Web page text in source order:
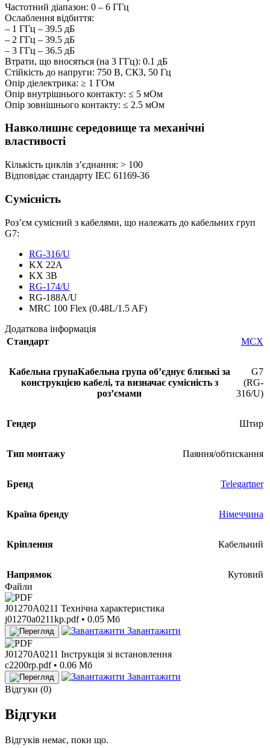
Частотний діапазон: 0 – 6 ГГц
Ослаблення відбиття:
– 1 ГГц – 39.5 дБ
– 2 ГГц – 39.5 дБ
– 3 ГГц – 36.5 дБ
Втрати, що вносяться (на 3 ГГц): 0.1 дБ
Стійкість до напруги: 750 В, СКЗ, 50 Гц
Опір діелектрика: ≥ 1 ГОм
Опір внутрішнього контакту: ≤ 5 мОм
Опір зовнішнього контакту: ≤ 2.5 мОм
Навколишнє середовище та механічні
властивості
Кількість циклів з’єднання: > 100
Відповідає стандарту IEC 61169-36
Сумісність
Роз’єм сумісний з кабелями, що належать до кабельних груп
G7:
RG-316/U
KX 22A
KX 3B
RG-174/U
RG-188A/U
MRC 100 Flex (0.48L/1.5 AF)
Додаткова інформація
Стандарт
MCX
Кабельна групаКабельна група обʼєднує близькі за
конструкцією кабелі, та визначає сумісність з
розʼємами
G7
(RG-
316/U)
Гендер Штир
Тип монтажу Паяння/обтискання
Бренд Telegartner
Країна бренду Німеччина
Кріплення Кабельний
Напрямок
Кутовий
Файли
J01270A0211 Технічна характеристика
j01270a0211kp.pdf • 0.05 Мб
Завантажити
J01270A0211 Інструкція зі встановлення
c2200rp.pdf • 0.06 Мб
Завантажити
Відгуки (0)
Відгуки
Відгуків немає, поки що.